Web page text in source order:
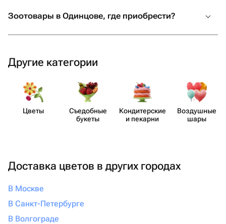
Зоотовары в Одинцове, где приобрести?
Другие категории
Цветы
Съедобные
букеты
Кондит​ерские
и пекарни
Воздушные
шары
Доставка цветов в других городах
В Москве
В Санкт-Петербурге
В Волгограде